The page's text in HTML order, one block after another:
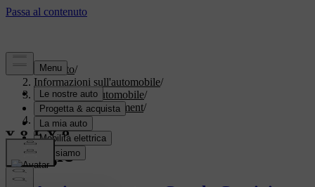
Supporto/
Informazioni sull'automobile/
Software dell'automobile/
Display e Infotainment/
Google
Google